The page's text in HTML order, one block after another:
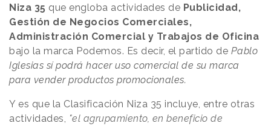
Niza 35 que engloba actividades de Publicidad,
Gestión de Negocios Comerciales,
Administración Comercial y Trabajos de Oficina
bajo la marca Podemos. Es decir, el partido de Pablo
Iglesias sí podrá hacer uso comercial de su marca
para vender productos promocionales.
Y es que la Clasificación Niza 35 incluye, entre otras
actividades,
"el agrupamiento, en beneficio de